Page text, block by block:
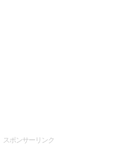
スポンサーリンク